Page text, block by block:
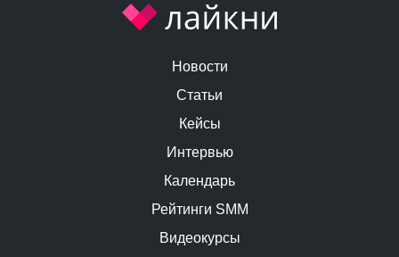
Новости
Статьи
Кейсы
Интервью
Календарь
Рейтинги SMM
Видеокурсы